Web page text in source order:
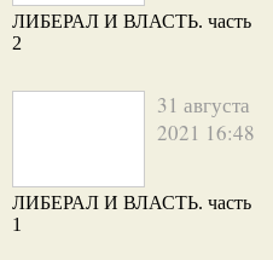
ЛИБЕРАЛ И ВЛАСТЬ. часть
2
31 августа
2021 16:48
ЛИБЕРАЛ И ВЛАСТЬ. часть
1